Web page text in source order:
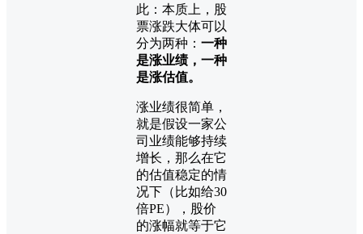
此：本质上，股
票涨跌大体可以
分为两种： 一种
是涨业绩，一种
是涨估值。
涨业绩很简单，
就是假设一家公
司业绩能够持续
增长，那么在它
的估值稳定的情
况下（比如给30
倍PE），股价
的涨幅就等于它